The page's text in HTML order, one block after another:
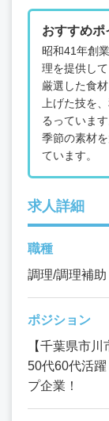
おすすめポ
昭和41年創
理を提供して
厳選した食
上げた技を
るっています
季節の素材
ています。
求人詳細
職種
調理/調理補助
ポジション
【千葉県市
50代60代活
プ企業！